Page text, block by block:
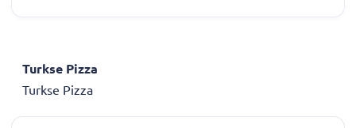
Turkse Pizza
Turkse Pizza